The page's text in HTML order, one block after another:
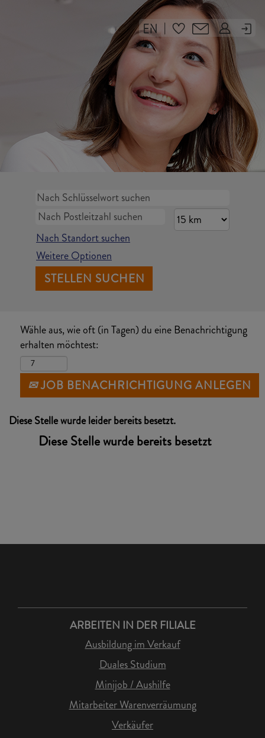
|
Nach Standort suchen
Weitere Optionen
Wähle aus, wie oft (in Tagen) du eine Benachrichtigung
erhalten möchtest:
JOB BENACHRICHTIGUNG ANLEGEN
Diese Stelle wurde leider bereits besetzt.
Diese Stelle wurde bereits besetzt
ARBEITEN IN DER FILIALE
Ausbildung im Verkauf
Duales Studium
Minijob / Aushilfe
Mitarbeiter Warenverräumung
Verkäufer